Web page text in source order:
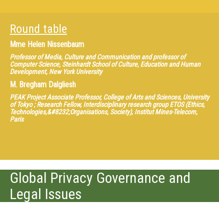
Round table
Mme Helen Nissenbaum
Professor of Media, Culture and Communication and professor of
Computer Science, Steinhardt School of Culture, Education and Human
Development, New York University
M. Bregham Dalgliesh
PEAK Project Associate Professor, College of Arts and Sciences, University
of Tokyo ; Research Fellow, Interdisciplinary research group ETOS (Ethics,
Technologies,&#8232;Organisations, Society), Institut Mines-Telecom,
Paris
Global Privacy Governance and
Legal Issues